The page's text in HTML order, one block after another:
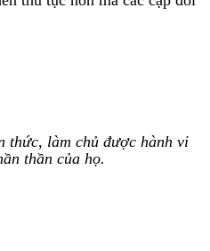
thức, làm chủ được hành vi
thần của họ.